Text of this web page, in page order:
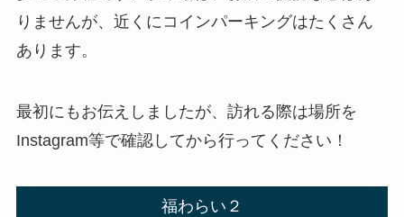
りませんが、近くにコインパーキングはたくさん
あります。
最初にもお伝えしましたが、訪れる際は場所を
Instagram等で確認してから行ってください！
福わらい２